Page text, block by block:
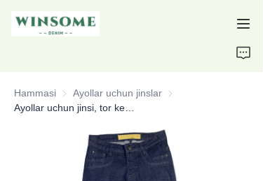
Hammasi Ayollar uchun jinslar Ayollar uchun jinslar
Маҳсулотлар
Биз ҳақимизда
Қўллаб-қувватлаш